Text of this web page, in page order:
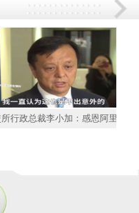
坚强后盾
行政总裁李小加：感恩阿里巴巴